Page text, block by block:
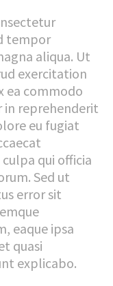
tempor
aliqua. Ut
exercitation
ea commodo
in reprehenderit
eu fugiat
qui officia
Sed ut
error sit
eaque ipsa
quasi
explicabo.